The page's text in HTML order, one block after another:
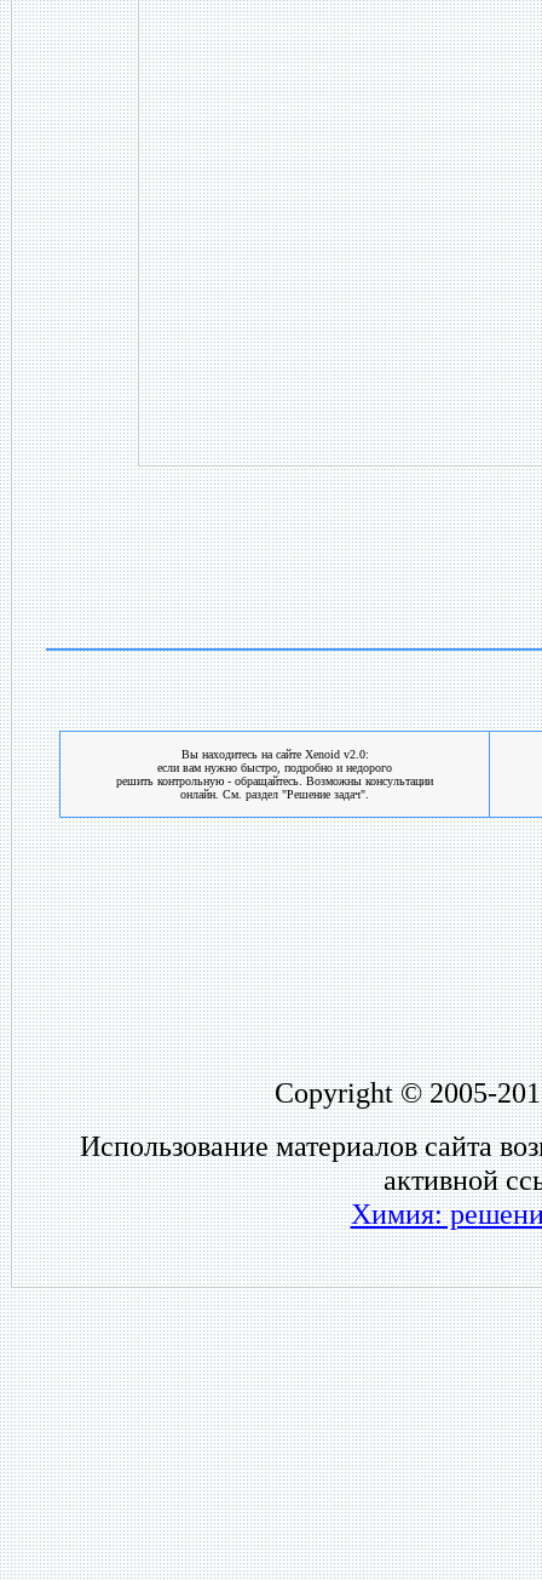
Вы находитесь на сайте Xenoid v2.0:
если вам нужно быстро, подробно и недорого
решить контрольную - обращайтесь. Возможны консультации
онлайн. См. раздел "Решение задач".
Copyright © 2005-
Использование материалов сайта
активной
Химия: